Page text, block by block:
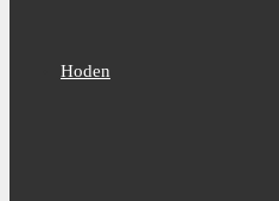
Hoden